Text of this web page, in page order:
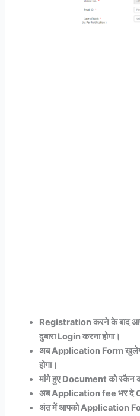
Registration करने के बाद
दुबारा Login करना होगा।
अब Application Form
होगा।
मांगे हुए Document को
अब Application fee भर दे
अंत में आपको Application